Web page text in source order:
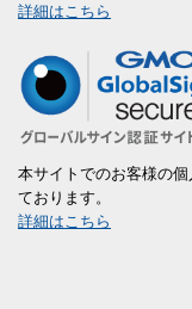
詳細はこちら
本サイトでのお客様の
ております。
詳細はこちら